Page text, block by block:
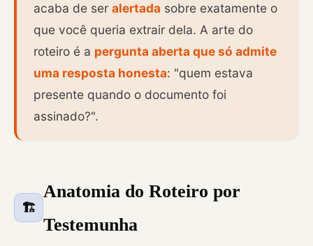
acaba de ser alertada sobre exatamente o
que você queria extrair dela. A arte do
roteiro é a pergunta aberta que só admite
uma resposta honesta: "quem estava
presente quando o documento foi
assinado?".
🏗️
Anatomia do Roteiro por
Testemunha